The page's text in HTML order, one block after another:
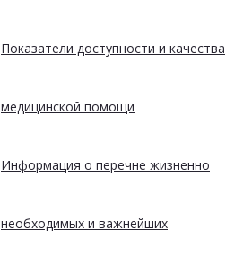
Показатели доступности и качества
медицинской помощи
Информация о перечне жизненно
необходимых и важнейших